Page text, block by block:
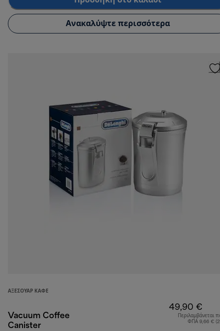
Ανακαλύψτε περισσότερα
ΑΞΕΣΟΥΆΡ ΚΑΦΈ
Vacuum Coffee
Canister
49,90 €
Περιλαμβάνεται
ΦΠΑ 9,66 €